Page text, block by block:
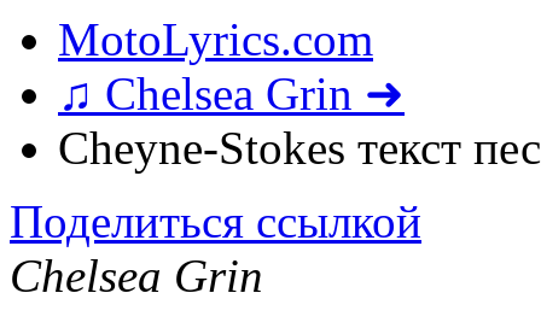
MotoLyrics.com
♫ Chelsea Grin ➜
Cheyne-Stokes текст
Поделиться ссылкой
Chelsea Grin